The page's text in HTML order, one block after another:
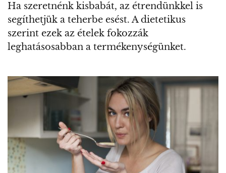
Ha szeretnénk kisbabát, az étrendünkkel is
segíthetjük a teherbe esést. A dietetikus
szerint ezek az ételek fokozzák
leghatásosabban a termékenységünket.